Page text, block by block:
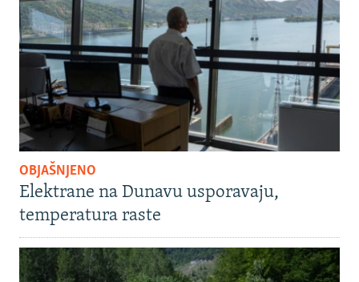
OBJAŠNJENO
Elektrane na Dunavu usporavaju,
temperatura raste